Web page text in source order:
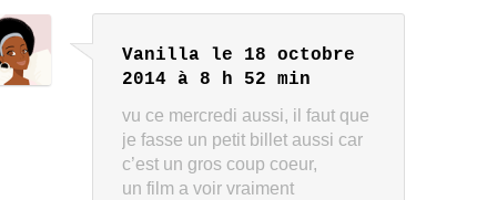
Vanilla
le 18 octobre
2014 à 8 h 52 min
vu ce mercredi aussi, il faut que
je fasse un petit billet aussi car
c’est un gros coup coeur,
un film a voir vraiment